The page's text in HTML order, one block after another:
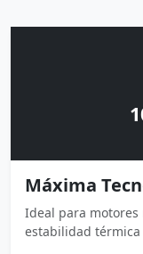
Máxima
Ideal para motores
estabilidad